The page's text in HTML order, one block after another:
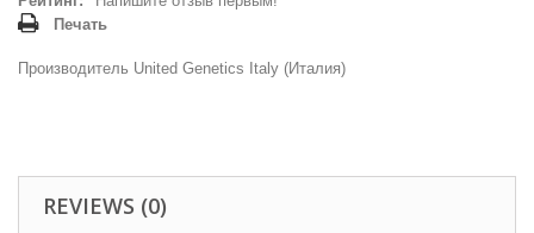
Печать
Производитель United Genetics Italy (Италия)
REVIEWS (0)